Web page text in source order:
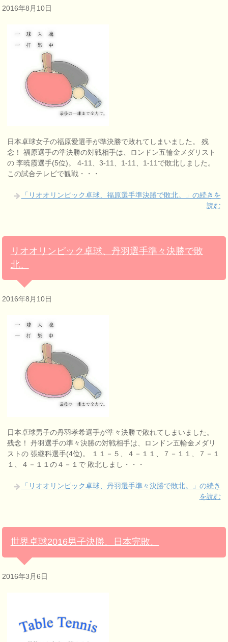
2016年8月10日
日本卓球女子の福原愛選手が準決勝で敗れてしまいました。 残
念！ 福原選手の準決勝の対戦相手は、ロンドン五輪金メダリスト
の 李暁霞選手(5位)。 4-11、3-11、1-11、1-11で敗北しました。
この試合テレビで観戦・・・
「リオオリンピック卓球、福原選手準決勝で敗北。」の続きを
読む
リオオリンピック卓球、丹羽選手準々決勝で敗
北。
2016年8月10日
日本卓球男子の丹羽孝希選手が準々決勝で敗れてしまいました。
残念！ 丹羽選手の準々決勝の対戦相手は、ロンドン五輪金メダリ
ストの 張継科選手(4位)。 １１－５、４－１１、７－１１、７－１
１、４－１１の４－１で 敗北しまし・・・
「リオオリンピック卓球、丹羽選手準々決勝で敗北。」の続き
を読む
世界卓球2016男子決勝、日本完敗。
2016年3月6日